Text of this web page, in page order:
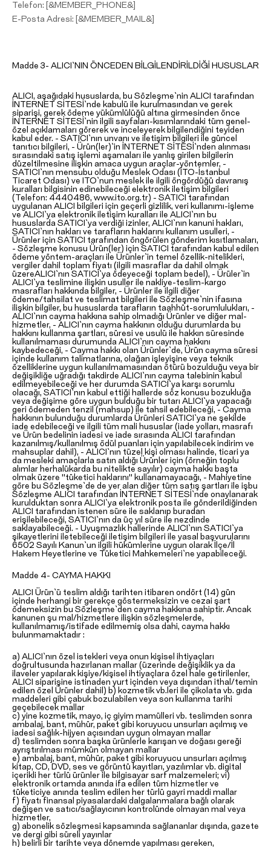
Telefon: [&MEMBER_PHONE&]
E-Posta Adresi: [&MEMBER_MAIL&]
Madde 3- ALICI`NIN ÖNCEDEN BİLGİLENDİRİLDİĞİ HUSUSLAR
ALICI, aşağıdaki hususlarda, bu Sözleşme`nin ALICI tarafından
İNTERNET SİTESİ`nde kabulü ile kurulmasından ve gerek
siparişi, gerek ödeme yükümlülüğü altına girmesinden önce
İNTERNET SİTESİ`nin ilgili sayfaları-kısımlarındaki tüm genel-
özel açıklamaları görerek ve inceleyerek bilgilendiğini teyiden
kabul eder. - SATICI`nın unvanı ve iletişim bilgileri ile güncel
tanıtıcı bilgileri, - Ürün(ler)`in İNTERNET SİTESİ`nden alınması
sırasındaki satış işlemi aşamaları ile yanlış girilen bilgilerin
düzeltilmesine ilişkin amaca uygun araçlar-yöntemler, -
SATICI`nın mensubu olduğu Meslek Odası (İTO-İstanbul
Ticaret Odası) ve ITO`nun meslek ile ilgili öngördüğü davranış
kuralları bilgisinin edinebileceği elektronik iletişim bilgileri
(Telefon: 4440486, www.ito.org.tr) - SATICI tarafından
uygulanan ALICI bilgileri için geçerli gizlilik, veri kullanımı-işleme
ve ALICI`ya elektronik iletişim kuralları ile ALICI`nın bu
hususlarda SATICI`ya verdiği izinler, ALICI`nın kanuni hakları,
SATICI`nın hakları ve tarafların haklarını kullanım usulleri, -
Ürünler için SATICI tarafından öngörülen gönderim kısıtlamaları,
- Sözleşme konusu Ürün(ler) için SATICI tarafından kabul edilen
ödeme yöntem-araçları ile Ürünler`in temel özellik-nitelikleri,
vergiler dahil toplam fiyatı (ilgili masraflar da dahil olmak
üzereALICI`nın SATICI`ya ödeyeceği toplam bedel), - Ürüler`in
ALICI`ya teslimine ilişkin usuller ile nakliye-teslim-kargo
masrafları hakkında bilgiler, - Ürünler ile ilgili diğer
ödeme/tahsilat ve teslimat bilgileri ile Sözleşme`nin ifasına
ilişkin bilgiler, bu hususlarda tarafların taahhüt-sorumlulukları, -
ALICI`nın cayma hakkına sahip olmadığı Ürünler ve diğer mal-
hizmetler, - ALICI`nın cayma hakkının olduğu durumlarda bu
hakkını kullanma şartları, süresi ve usulü ile hakkın süresinde
kullanılmaması durumunda ALICI`nın cayma hakkını
kaybedeceği, - Cayma hakkı olan Ürünler`de, Ürün cayma süresi
içinde kullanım talimatlarına, olağan işleyişine veya teknik
özelliklerine uygun kullanılmamasından ötürü bozulduğu veya bir
değişikliğe uğradığı takdirde ALICI`nın cayma talebinin kabul
edilmeyebileceği ve her durumda SATICI`ya karşı sorumlu
olacağı, SATICI`nın kabul ettiği hallerde söz konusu bozukluğa
veya değişime göre uygun bulduğu bir tutarı ALICI`ya yapacağı
geri ödemeden tenzil (mahsup) ile tahsil edebileceği, - Cayma
hakkının bulunduğu durumlarda Ürünleri SATICI`ya ne şekilde
iade edebileceği ve ilgili tüm mali hususlar (iade yolları, masrafı
ve Ürün bedelinin iadesi ve iade sırasında ALICI tarafından
kazanılmış/kullanılmış ödül puanları için yapılabilecek indirim ve
mahsuplar dahil), - ALICI`nın tüzel kişi olması halinde, ticari ya
da mesleki amaçlarla satın aldığı Ürünler için (örneğin toplu
alımlar herhalükarda bu nitelikte sayılır) cayma hakkı başta
olmak üzere "tüketici haklarını" kullanamayacağı, - Mahiyetine
göre bu Sözleşme`de de yer alan diğer tüm satış şartları ile işbu
Sözleşme ALICI tarafından İNTERNET SİTESİ`nde onaylanarak
kurulduktan sonra ALICI`ya elektronik posta ile gönderildiğinden
ALICI tarafından istenen süre ile saklanıp buradan
erişilebileceği, SATICI`nın da üç yıl süre ile nezdinde
saklayabileceği. - Uyuşmazlık hallerinde ALICI`nın SATICI`ya
şikayetlerini iletebileceği iletişim bilgileri ile yasal başvurularını
6502 Sayılı Kanun`un ilgili hükümlerine uygun olarak İlçe/İl
Hakem Heyetlerine ve Tüketici Mahkemeleri`ne yapabileceği.
Madde 4- CAYMA HAKKI
ALICI Ürün`ü teslim aldığı tarihten itibaren ondört (14) gün
içinde herhangi bir gerekçe göstermeksizin ve cezai şart
ödemeksizin bu Sözleşme`den cayma hakkına sahiptir. Ancak
kanunen şu mal/hizmetlere ilişkin sözleşmelerde,
kullanılmamış/istifade edilmemiş olsa dahi, cayma hakkı
bulunmamaktadır :
a) ALICI`nın özel istekleri veya onun kişisel ihtiyaçları
doğrultusunda hazırlanan mallar (üzerinde değişiklik ya da
ilaveler yapılarak kişiye/kişisel ihtiyaçlara özel hale getirilenler,
ALICI siparişine istinaden yurt içinden veya dışından ithal/temin
edilen özel Ürünler dahil) b) kozmetik vb.leri ile çikolata vb. gıda
maddeleri gibi çabuk bozulabilen veya son kullanma tarihi
geçebilecek mallar
c) yine kozmetik, mayo, iç giyim mamülleri vb. teslimden sonra
ambalaj, bant, mühür, paket gibi koruyucu unsurları açılmış ve
iadesi sağlık-hijyen açısından uygun olmayan mallar
d) teslimden sonra başka ürünlerle karışan ve doğası gereği
ayrıştırılması mümkün olmayan mallar
e) ambalaj, bant, mühür, paket gibi koruyucu unsurları açılmış
kitap, CD, DVD, ses ve görüntü kayıtları, yazılımlar vb. digital
içerikli her türlü ürünler ile bilgisayar sarf malzemeleri; vi)
elektronik ortamda anında ifa edilen tüm hizmetler ve
tüketiciye anında teslim edilen her türlü gayri maddi mallar
f) fiyatı finansal piyasalardaki dalgalanmalara bağlı olarak
değişen ve satıcı/sağlayıcının kontrolünde olmayan mal veya
hizmetler,
g) abonelik sözleşmesi kapsamında sağlananlar dışında, gazete
ve dergi gibi süreli yayınlar
h) belirli bir tarihte veya dönemde yapılması gereken,